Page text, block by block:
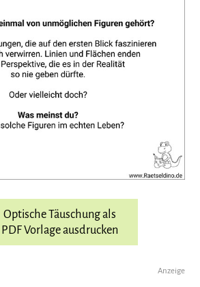
Optische Täuschung als
PDF Vorlage ausdrucken
Anzeige